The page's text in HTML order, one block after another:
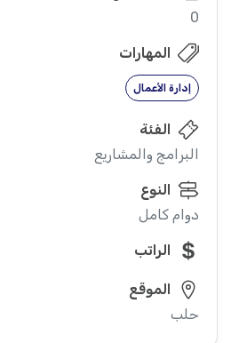
0
المهارات
إدارة الأعمال
الفئة
البرامج والمشاريع
النوع
دوام كامل
الراتب
الموقع
حلب